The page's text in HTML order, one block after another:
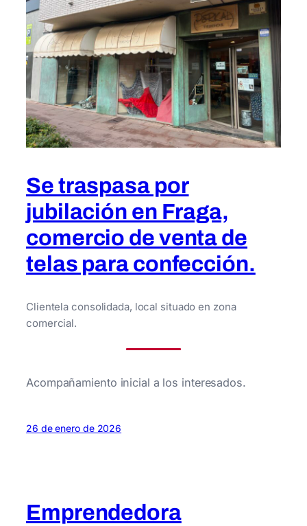
Se traspasa por
jubilación en Fraga,
comercio de venta de
telas para confección.
Clientela consolidada, local situado en zona
comercial.
Acompañamiento inicial a los interesados.
26 de enero de 2026
Emprendedora